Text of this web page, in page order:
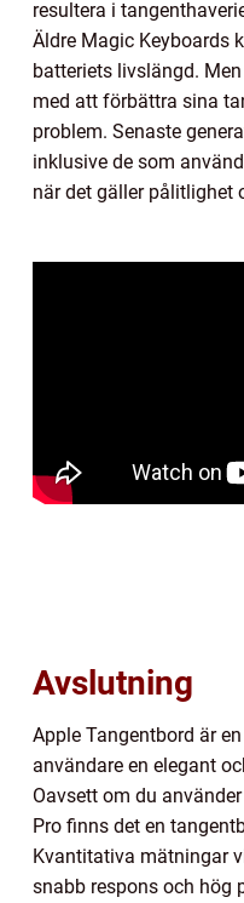
resultera i
Äldre Magic Keyboards
batteriets livslängd.
med att förbättra sina
problem. Senaste
inklusive de som
när det gäller pålitlighet
Avslutning
Apple Tangentbord är
användare en elegant
Oavsett om du
Pro finns det en
Kvantitativa mätningar
snabb respons och hög